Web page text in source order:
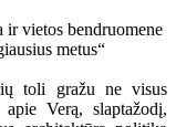
toli gražu ne visus
Verą, slaptažodį,